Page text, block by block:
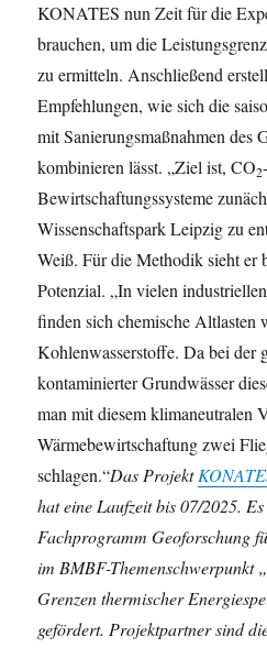
KONATES nun Zeit für die
brauchen, um die
zu ermitteln. Anschließend
Empfehlungen, wie sich die
mit Sanierungsmaßnahmen des
kombinieren lässt. „Ziel ist, CO2
Bewirtschaftungssysteme
Wissenschaftspark Leipzig zu
Weiß. Für die Methodik sieht er
Potenzial. „In vielen
finden sich chemische Altlasten
Kohlenwasserstoffe. Da bei der
kontaminierter Grundwässer
man mit diesem klimaneutralen
Wärmebewirtschaftung zwei
schlagen.“Das Projekt
hat eine Laufzeit bis 07/2025.
Fachprogramm Geoforschung
im BMBF-Themenschwerpunkt
Grenzen thermischer
gefördert. Projektpartner sind